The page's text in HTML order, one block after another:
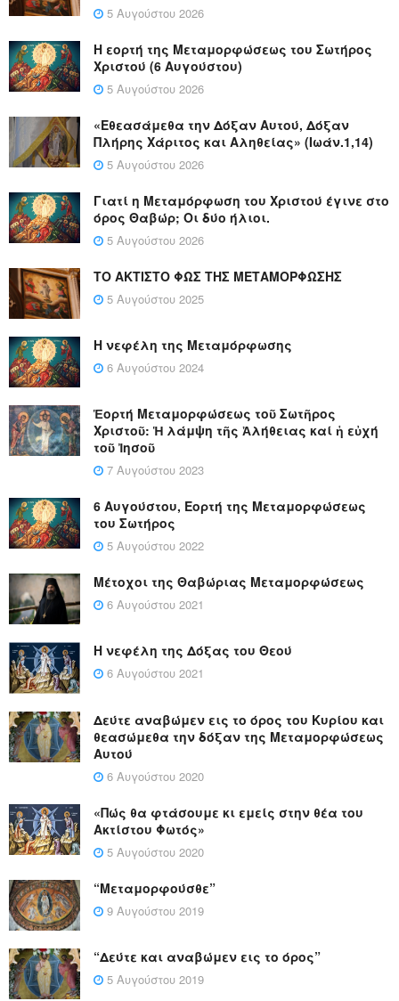
5 Αυγούστου 2026
Η εορτή της Μεταμορφώσεως του Σωτήρος
Χριστού (6 Αυγούστου)
5 Αυγούστου 2026
«Εθεασάμεθα την Δόξαν Αυτού, Δόξαν
Πλήρης Χάριτος και Αληθείας» (Ιωάν.1,14)
5 Αυγούστου 2026
Γιατί η Μεταμόρφωση του Χριστού έγινε στο
όρος Θαβώρ; Οι δύο ήλιοι.
5 Αυγούστου 2026
ΤΟ ΑΚΤΙΣΤΟ ΦΩΣ ΤΗΣ ΜΕΤΑΜΟΡΦΩΣΗΣ
5 Αυγούστου 2025
Η νεφέλη της Μεταμόρφωσης
6 Αυγούστου 2024
Ἑορτή Μεταμορφώσεως τοῦ Σωτῆρος
Χριστοῦ: Ἡ λάμψη τῆς Ἀλήθειας καί ἡ εὐχή
τοῦ Ἰησοῦ
7 Αυγούστου 2023
6 Αυγούστου, Εορτή της Μεταμορφώσεως
του Σωτήρος
5 Αυγούστου 2022
Μέτοχοι της Θαβώριας Μεταμορφώσεως
6 Αυγούστου 2021
Η νεφέλη της Δόξας του Θεού
6 Αυγούστου 2021
Δεύτε αναβώμεν εις το όρος του Κυρίου και
θεασώμεθα την δόξαν της Μεταμορφώσεως
Αυτού
6 Αυγούστου 2020
«Πώς θα φτάσουμε κι εμείς στην θέα του
Ακτίστου Φωτός»
5 Αυγούστου 2020
“Μεταμορφούσθε”
9 Αυγούστου 2019
“Δεύτε και αναβώμεν εις το όρος”
5 Αυγούστου 2019